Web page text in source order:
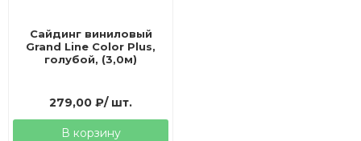
Сайдинг виниловый
Grand Line Color Plus,
голубой, (3,0м)
279,00₽/ шт.
В корзину